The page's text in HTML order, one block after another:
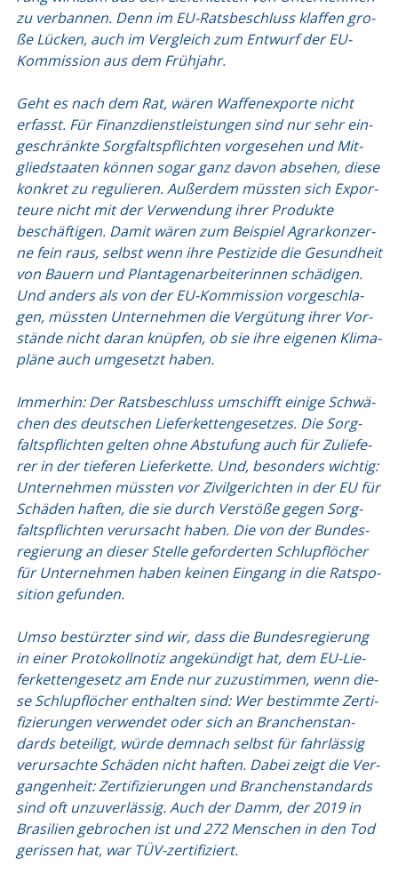
zu ver­ban­nen. Denn im EU-Rats­be­schluss klaf­fen gro­
ße Lücken, auch im Ver­gleich zum Ent­wurf der EU-
Kom­mis­si­on aus dem Früh­jahr.
Geht es nach dem Rat, wären Waf­fen­ex­por­te nicht
erfasst. Für Finanz­dienst­leis­tun­gen sind nur sehr ein­
ge­schränk­te Sorg­falts­pflich­ten vor­ge­se­hen und Mit­
glied­staa­ten kön­nen sogar ganz davon abse­hen, die­se
kon­kret zu regu­lie­ren. Außer­dem müss­ten sich Expor­
teu­re nicht mit der Ver­wen­dung ihrer Pro­duk­te
beschäf­ti­gen. Damit wären zum Bei­spiel Agrar­kon­zer­
ne fein raus, selbst wenn ihre Pes­ti­zi­de die Gesund­heit
von Bau­ern und Plan­ta­gen­ar­bei­te­rin­nen schä­di­gen.
Und anders als von der EU-Kom­mis­si­on vor­ge­schla­
gen, müss­ten Unter­neh­men die Ver­gü­tung ihrer Vor­
stän­de nicht dar­an knüp­fen, ob sie ihre eige­nen Kli­ma­
plä­ne auch umge­setzt haben.
Immer­hin: Der Rats­be­schluss umschifft eini­ge Schwä­
chen des deut­schen Lie­fer­ket­ten­ge­set­zes. Die Sorg­
falts­pflich­ten gel­ten ohne Abstu­fung auch für Zulie­fe­
rer in der tie­fe­ren Lie­fer­ket­te. Und, beson­ders wich­tig:
Unter­neh­men müss­ten vor Zivil­ge­rich­ten in der EU für
Schä­den haf­ten, die sie durch Ver­stö­ße gegen Sorg­
falts­pflich­ten ver­ur­sacht haben. Die von der Bun­des­
re­gie­rung an die­ser Stel­le gefor­der­ten Schlupf­lö­cher
für Unter­neh­men haben kei­nen Ein­gang in die Rats­po­
si­ti­on gefun­den.
Umso bestürz­ter sind wir, dass die Bun­des­re­gie­rung
in einer Pro­to­koll­no­tiz ange­kün­digt hat, dem EU-Lie­
fer­ket­ten­ge­setz am Ende nur zuzu­stim­men, wenn die­
se Schlupf­lö­cher ent­hal­ten sind: Wer bestimm­te Zer­ti­
fi­zie­run­gen ver­wen­det oder sich an Bran­chen­stan­
dards betei­ligt, wür­de dem­nach selbst für fahr­läs­sig
ver­ur­sach­te Schä­den nicht haf­ten. Dabei zeigt die Ver­
gan­gen­heit: Zer­ti­fi­zie­run­gen und Bran­chen­stan­dards
sind oft unzu­ver­läs­sig. Auch der Damm, der 2019 in
Bra­si­li­en gebro­chen ist und 272 Men­schen in den Tod
geris­sen hat, war TÜV-zer­ti­fi­ziert.